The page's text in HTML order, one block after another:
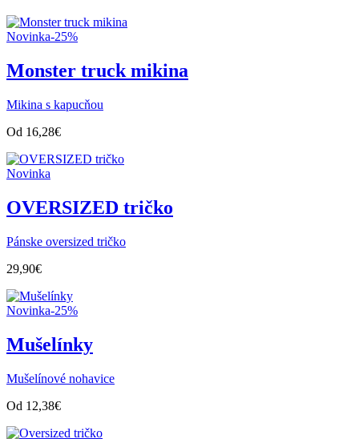
Novinka-25%
Monster truck mikina
Mikina s kapucňou
Od 16,28€
Novinka
OVERSIZED tričko
Pánske oversized tričko
29,90€
Novinka-25%
Mušelínky
Mušelínové nohavice
Od 12,38€